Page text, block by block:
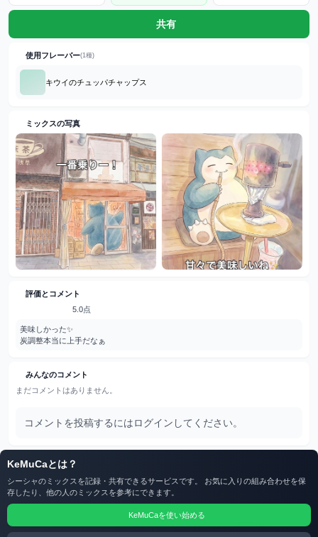
共有
使用フレーバー(1種)
キウイのチュッパチャップス
ミックスの写真
評価とコメント
5.0点
美味しかった✨
炭調整本当に上手だなぁ
みんなのコメント
まだコメントはありません。
コメントを投稿するにはログインしてください。
KeMuCaとは？
シーシャのミックスを記録・共有できるサービスです。 お気に入りの組み合わせを保
存したり、他の人のミックスを参考にできます。
KeMuCaを使い始める